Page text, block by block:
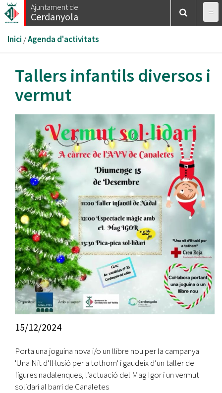
Vés
al
Ajuntament de
Cerdanyola
Esteu
aquí
Inici /Agenda d'activitats
Tallers infantils diversos i
vermut
15/12/2024
Porta una joguina nova i/o un llibre nou per la campanya
'Una Nit d'Il·lusió per a tothom' i gaudeix d’un taller de
figures nadalenques, l’actuació del Mag Igor i un vermut
solidari al barri de Canaletes